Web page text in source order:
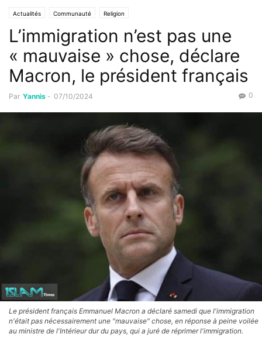
Actualités Communauté Religion
L’immigration n’est pas une
« mauvaise » chose, déclare
Macron, le président français
Par Yannis - 07/10/2024 0
Le président français Emmanuel Macron a déclaré samedi que l'immigration
n'était pas nécessairement une "mauvaise" chose, en réponse à peine voilée
au ministre de l'Intérieur dur du pays, qui a juré de réprimer l'immigration.